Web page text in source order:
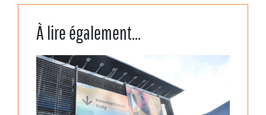
À lire également...